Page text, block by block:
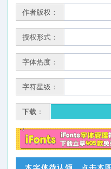
作者版权：
授权形式：
字体热度：
字符星级：
下载：